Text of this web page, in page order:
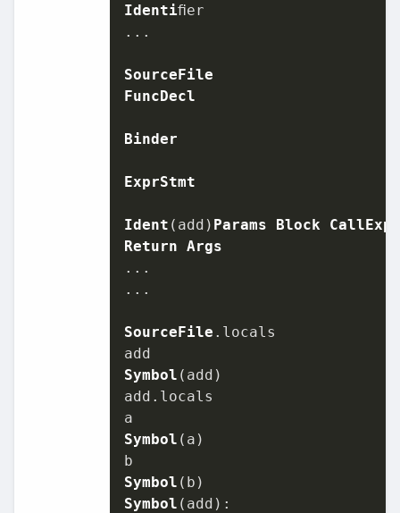
Identiﬁer
...
SourceFile
FuncDecl
Binder
ExprStmt
Ident (add) Params Block
CallExpr
Return Args
...
...
SourceFile . locals
Symbol (add)
add. locals
Symbol (a)
Symbol
Symbol